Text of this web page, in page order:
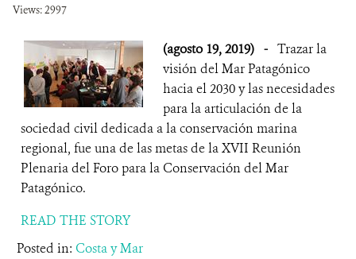
Views: 2997
(agosto 19, 2019) - Trazar la
visión del Mar Patagónico
hacia el 2030 y las necesidades
para la articulación de la
sociedad civil dedicada a la conservación marina
regional, fue una de las metas de la XVII Reunión
Plenaria del Foro para la Conservación del Mar
Patagónico.
READ THE STORY
Posted in: Costa y Mar